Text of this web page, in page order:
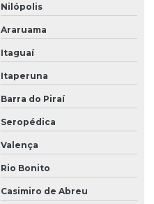
Nilópolis
Araruama
Itaguaí
Itaperuna
Barra do Piraí
Seropédica
Valença
Rio Bonito
Casimiro de Abreu